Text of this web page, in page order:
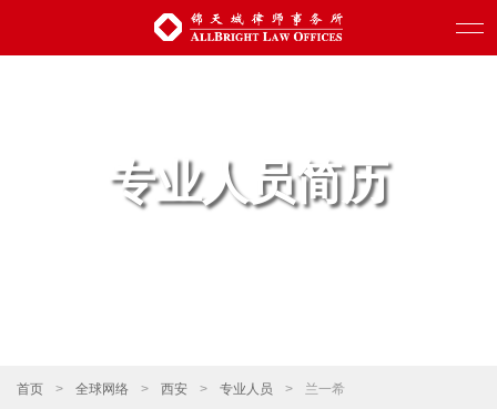
专业人员简历
首页 > 全球网络 > 西安 > 专业人员 > 兰一希